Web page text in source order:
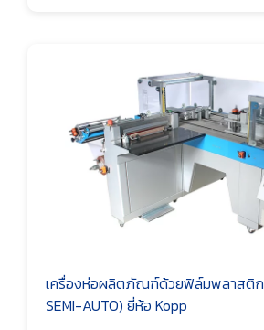
เครื่องห่อผลิตภัณฑ์ด้วยฟิล์มพลาสติก
SEMI-AUTO) ยี่ห้อ Kopp